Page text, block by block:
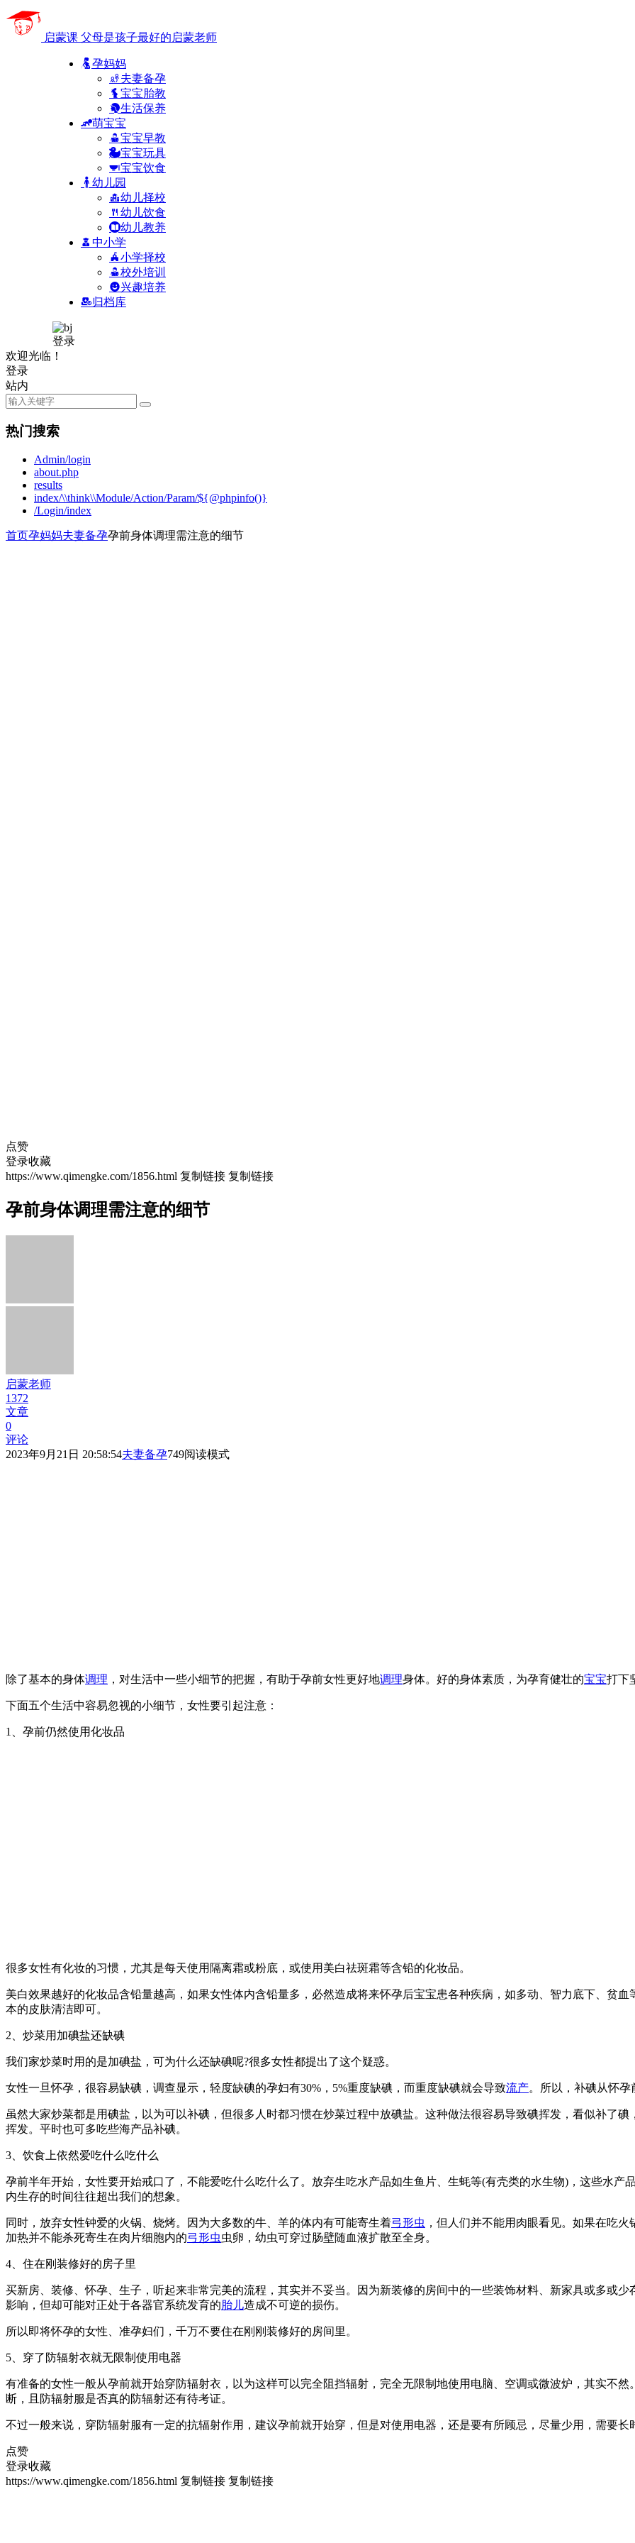
启蒙课 父母是孩子最好的启蒙老师
孕妈妈
夫妻备孕
宝宝胎教
生活保养
萌宝宝
宝宝早教
宝宝玩具
宝宝饮食
幼儿园
幼儿择校
幼儿饮食
幼儿教养
中小学
小学择校
校外培训
兴趣培养
归档库
登录
欢迎光临！
登录
站内
热门搜索
Admin/login
about.php
results
index/\\think\\Module/Action/Param/${@phpinfo()}
/Login/index
首页孕妈妈夫妻备孕孕前身体调理需注意的细节
点赞
登录收藏
https://www.qimengke.com/1856.html 复制链接 复制链接
孕前身体调理需注意的细节
启蒙老师
1372
文章
0
评论
2023年9月21日 20:58:54夫妻备孕749阅读模式
除了基本的身体调理 ，对生活中一些小细节的把握，有助于孕前女性更好地调理身体。好的身体素质，为孕育健壮的宝宝打下
下面五个生活中容易忽视的小细节，女性要引起注意：
1、孕前仍然使用化妆品
很多女性有化妆的习惯，尤其是每天使用隔离霜或粉底，或使用美白祛斑霜等含铅的化妆品。
美白效果越好的化妆品含铅量越高，如果女性体内含铅量多，必然造成将来怀孕后宝宝患各种疾病，如多动、智力底下、贫
本的皮肤清洁即可。
2、炒菜用加碘盐还缺碘
我们家炒菜时用的是加碘盐，可为什么还缺碘呢?很多女性都提出了这个疑惑。
女性一旦怀孕，很容易缺碘，调查显示，轻度缺碘的孕妇有30%，5%重度缺碘，而重度缺碘就会导致流产。所以，补碘从怀孕
虽然大家炒菜都是用碘盐，以为可以补碘，但很多人时都习惯在炒菜过程中放碘盐。这种做法很容易导致碘挥发，看似补了
挥发。平时也可多吃些海产品补碘。
3、饮食上依然爱吃什么吃什么
孕前半年开始，女性要开始戒口了，不能爱吃什么吃什么了。放弃生吃水产品如生鱼片、生蚝等(有壳类的水生物)，这些水产
内生存的时间往往超出我们的想象。
同时，放弃女性钟爱的火锅、烧烤。因为大多数的牛、羊的体内有可能寄生着弓形虫 ，但人们并不能用肉眼看见。如果在吃
加热并不能杀死寄生在肉片细胞内的弓形虫虫卵，幼虫可穿过肠壁随血液扩散至全身。
4、住在刚装修好的房子里
买新房、装修、怀孕、生子，听起来非常完美的流程，其实并不妥当。因为新装修的房间中的一些装饰材料、新家具或多或
影响，但却可能对正处于各器官系统发育的胎儿造成不可逆的损伤。
所以即将怀孕的女性、准孕妇们，千万不要住在刚刚装修好的房间里。
5、穿了防辐射衣就无限制使用电器
有准备的女性一般从孕前就开始穿防辐射衣，以为这样可以完全阻挡辐射，完全无限制地使用电脑、空调或微波炉，其实不
断，且防辐射服是否真的防辐射还有待考证。
不过一般来说，穿防辐射服有一定的抗辐射作用，建议孕前就开始穿，但是对使用电器，还是要有所顾忌，尽量少用，需要长
点赞
登录收藏
https://www.qimengke.com/1856.html 复制链接 复制链接